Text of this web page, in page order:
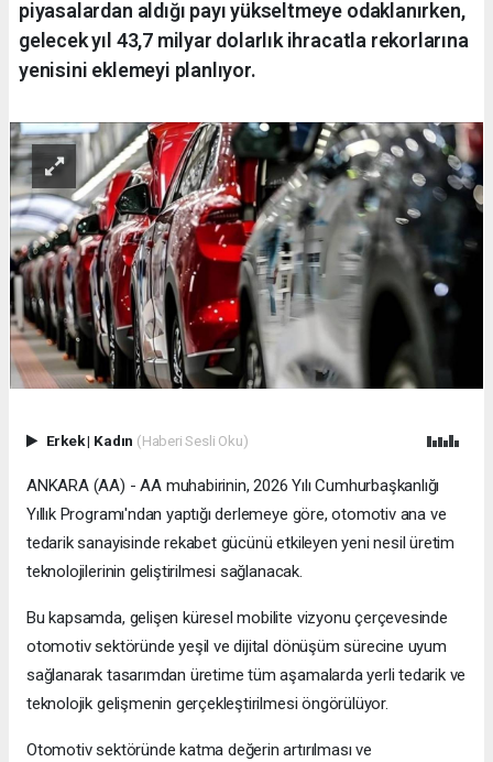
piyasalardan aldığı payı yükseltmeye odaklanırken,
gelecek yıl 43,7 milyar dolarlık ihracatla rekorlarına
yenisini eklemeyi planlıyor.
Erkek| Kadın (Haberi Sesli Oku)
ANKARA (AA) - AA muhabirinin, 2026 Yılı Cumhurbaşkanlığı
Yıllık Programı'ndan yaptığı derlemeye göre, otomotiv ana ve
tedarik sanayisinde rekabet gücünü etkileyen yeni nesil üretim
teknolojilerinin geliştirilmesi sağlanacak.
Bu kapsamda, gelişen küresel mobilite vizyonu çerçevesinde
otomotiv sektöründe yeşil ve dijital dönüşüm sürecine uyum
sağlanarak tasarımdan üretime tüm aşamalarda yerli tedarik ve
teknolojik gelişmenin gerçekleştirilmesi öngörülüyor.
Otomotiv sektöründe katma değerin artırılması ve